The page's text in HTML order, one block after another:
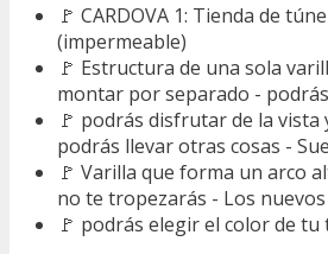
🚩 CARDOVA 1: Tienda de
(impermeable)
🚩 Estructura de una sola
montar por separado -
🚩 podrás disfrutar de la
podrás llevar otras cosas -
🚩 Varilla que forma un arco
no te tropezarás - Los
🚩 podrás elegir el color de